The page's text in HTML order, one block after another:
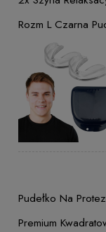
Rozm L Czarna
Pudełko Na
Premium